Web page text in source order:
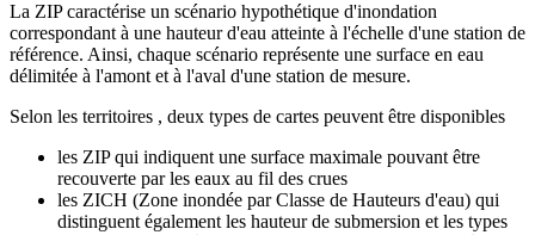
La ZIP caractérise un scénario hypothétique d'inondation
correspondant à une hauteur d'eau atteinte à l'échelle d'une station de
référence. Ainsi, chaque scénario représente une surface en eau
délimitée à l'amont et à l'aval d'une station de mesure.
Selon les territoires , deux types de cartes peuvent être disponibles
les ZIP qui indiquent une surface maximale pouvant être
recouverte par les eaux au fil des crues
les ZICH (Zone inondée par Classe de Hauteurs d'eau) qui
distinguent également les hauteur de submersion et les types